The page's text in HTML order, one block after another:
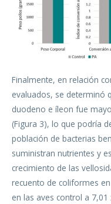
Finalmente, en relación
evaluados, se determinó
duodeno e íleon fue
(Figura 3), lo que podría
población de bacterias
suministran nutrientes y
crecimiento de las
recuento de coliformes
en las aves control a 7,01